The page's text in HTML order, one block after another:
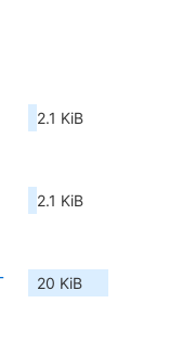
2.1 KiB
2.1 KiB
20 KiB